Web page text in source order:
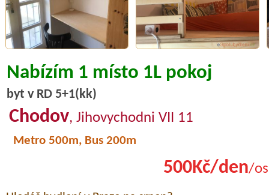
Nabízím 1 místo 1L pokoj
byt v RD 5+1(kk)
Chodov, Jihovychodni VII 11
Metro 500m, Bus 200m
500Kč/den/